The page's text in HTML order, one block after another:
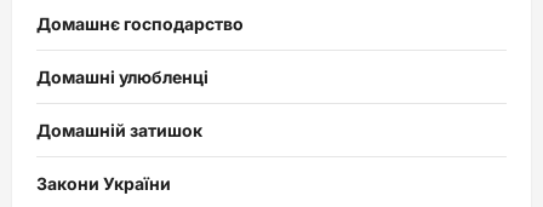
Домашнє господарство
Домашні улюбленці
Домашній затишок
Закони України